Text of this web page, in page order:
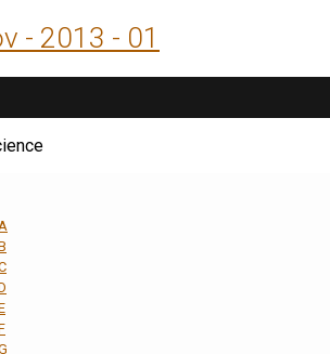
- 2013 - 01